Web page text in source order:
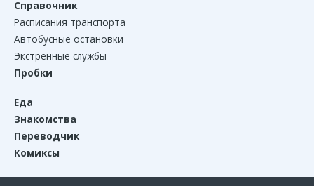
Справочник
Расписания транспорта
Автобусные остановки
Экстренные службы
Пробки
Еда
Знакомства
Переводчик
Комиксы